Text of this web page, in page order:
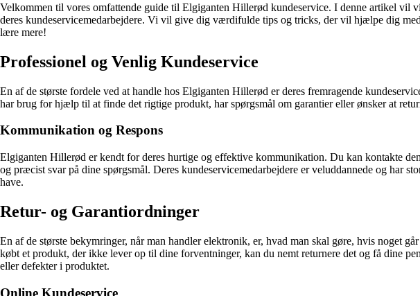
Velkommen til vores omfattende guide til Elgiganten Hillerød kundeservice. I denne artikel vil
deres kundeservicemedarbejdere. Vi vil give dig værdifulde tips og tricks, der vil hjælpe dig
lære mere!
Professionel og Venlig Kundeservice
En af de største fordele ved at handle hos Elgiganten Hillerød er deres fremragende
har brug for hjælp til at finde det rigtige produkt, har spørgsmål om garantier eller ønsker at
Kommunikation og Respons
Elgiganten Hillerød er kendt for deres hurtige og effektive kommunikation. Du kan kontakte
og præcist svar på dine spørgsmål. Deres kundeservicemedarbejdere er veluddannede og har
have.
Retur- og Garantiordninger
En af de største bekymringer, når man handler elektronik, er, hvad man skal gøre, hvis noget
købt et produkt, der ikke lever op til dine forventninger, kan du nemt returnere det og få dine
eller defekter i produktet.
Online Kundeservice